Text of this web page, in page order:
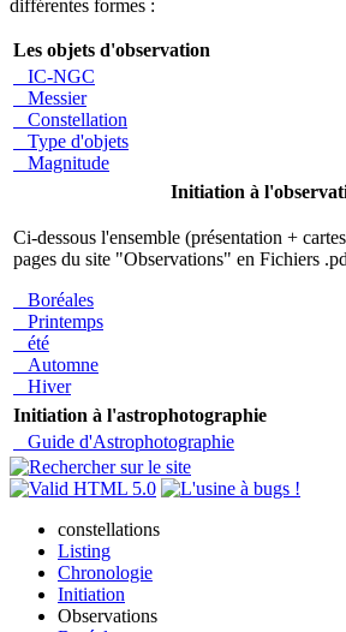
différentes formes :
Les objets d'observation
IC-NGC
Messier
Constellation
Type d'objets
Magnitude
Initiation à
Ci-dessous l'ensemble (présentation +
pages du site "Observations" en Fichiers
Boréales
Printemps
été
Automne
Hiver
Initiation à l'astrophotographie
Guide d'Astrophotographie
constellations
Listing
Chronologie
Initiation
Observations